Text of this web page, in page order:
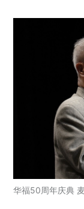
华福50周年庆典